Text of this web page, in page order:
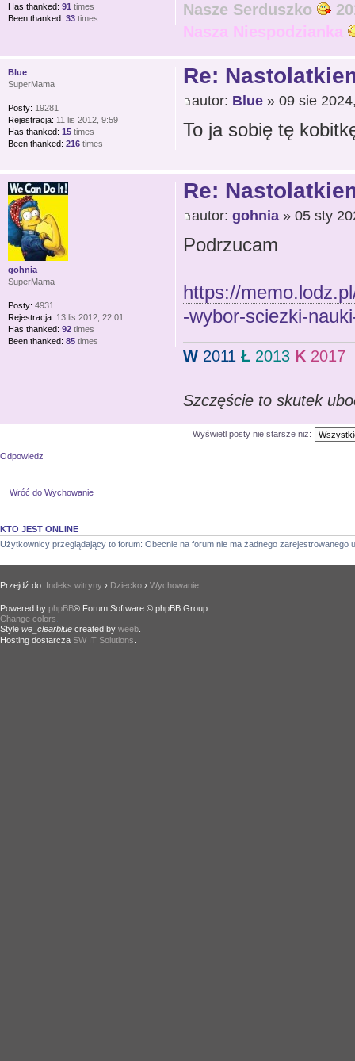
Nasze Serduszko
Nasza Niespodzianka
Has thanked: 91 times
Been thanked: 33 times
Re:
autor: Blue» 09 sie
To ja sobię tę
Blue
SuperMama
Posty: 19281
Rejestracja: 11 lis 2012, 9:59
Has thanked: 15 times
Been thanked: 216 times
Re:
autor: gohnia» 05 sty
Podrzucam
https://
-wybor-sciezki-
W2011 Ł2013 K2017
Szczęście to skutek
gohnia
SuperMama
Posty: 4931
Rejestracja: 13 lis 2012, 22:01
Has thanked: 92 times
Been thanked: 85 times
Wyświetl posty nie starsze niż:
Odpowiedz
Wróć do Wychowanie
KTO JEST ONLINE
Użytkownicy przeglądający to forum: Obecnie na forum nie ma żadnego zarejestrowanego
Przejdź do: Indeks witryny › Dziecko › Wychowanie
Powered by phpBB® Forum Software © phpBB Group.
Change colors.
Style we_clearblue created by weeb.
Hosting dostarcza SW IT Solutions.